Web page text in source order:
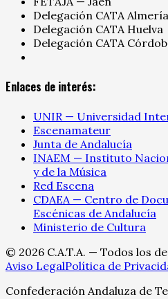
Delegación CATA Almería
Delegación CATA Huelva
Delegación CATA
Enlaces de interés:
UNIR — Universidad
Escenamateur
Junta de Andalucía
INAEM — Instituto
y de la Música
Red Escena
CDAEA — Centro de
Escénicas de Andalucía
Ministerio de Cultura
© 2026 C.A.T.A. — Todos los
Aviso LegalPolítica de
Confederación Andaluza de